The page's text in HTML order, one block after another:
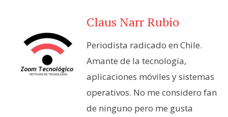
Claus Narr Rubio
Periodista radicado en Chile.
Amante de la tecnología,
aplicaciones móviles y sistemas
operativos. No me considero fan
de ninguno pero me gusta